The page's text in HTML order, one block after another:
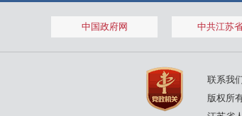
中国政府网 中共江苏
联系我
版权所